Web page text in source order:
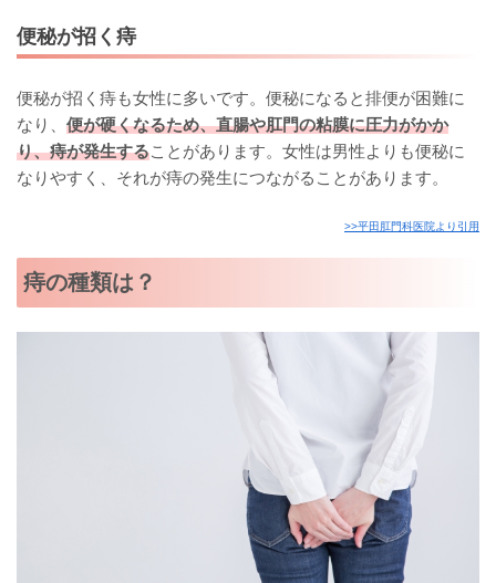
便秘が招く痔
便秘が招く痔も女性に多いです。便秘になると排便が困難に
なり、 便が硬くなるため、直腸や肛門の粘膜に圧力がかか
り、痔が発生することがあります。女性は男性よりも便秘に
なりやすく、それが痔の発生につながることがあります。
>>平田肛門科医院より引用
痔の種類は？